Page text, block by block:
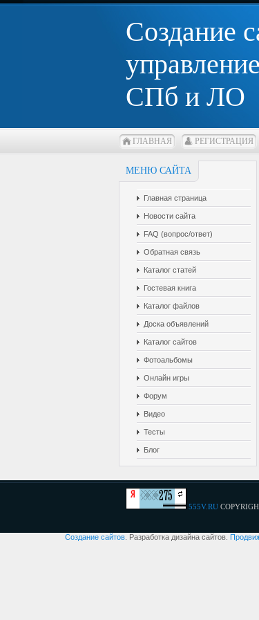
Создание
СПб и ЛО
ГЛАВНАЯ РЕГИСТРАЦИЯ
МЕНЮ САЙТА
Главная страница
Новости сайта
FAQ (вопрос/ответ)
Обратная связь
Каталог статей
Гостевая книга
Каталог файлов
Доска объявлений
Каталог сайтов
Фотоальбомы
Онлайн игры
Форум
Видео
Тесты
Блог
555V.RU
Создание сайтов . Разработка дизайна сайтов.